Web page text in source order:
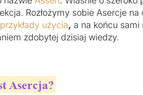
Rozłożymy sobie Asercje
przykłady użycia, a na końcu sami
zdobytej dzisiaj wiedzy.
Asercja?